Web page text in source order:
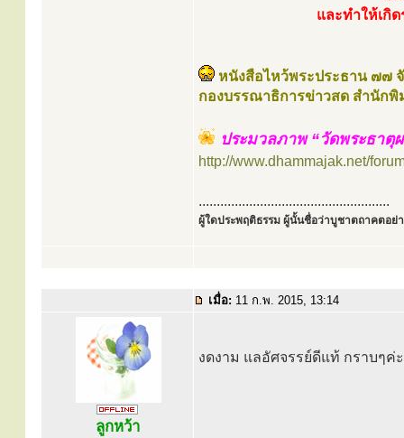
และทำให้เกิด
หนังสือไหว้พระประธาน ๗๗
กองบรรณาธิการข่าวสด สำนัก
ประมวลภาพ “วัดพระธาตุผ
http://www.dhammajak.net/
.....................................................
ผู้ใดประพฤติธรรม ผู้นั้นชื่อว่าบูชาตถาคตอย่า
เมื่อ: 11 ก.พ. 2015, 13:14
ลูกหว้า
งดงาม แลอัศจรรย์ดีแท้ กราบๆค่